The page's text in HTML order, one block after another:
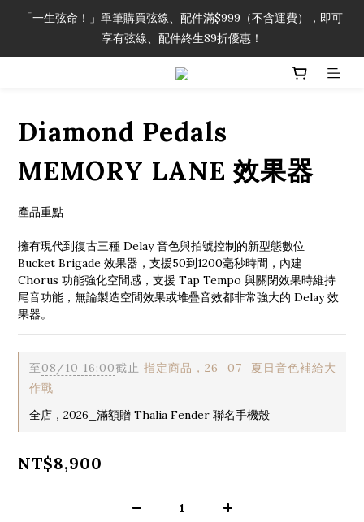
「一生弦命！」單筆購買弦線、配件滿$999（不含運費），即可
享有弦線、配件終生89折優惠！
「一生弦命！」單筆購買弦線、配件滿$999（不含運費），即可
享有弦線、配件終生89折優惠！
加入會員即領2000元購物金。 加入購物車查看更多折扣！
「一生弦命！」單筆購買弦線、配件滿$999（不含運費），即可
Diamond Pedals
MEMORY LANE 效果器
產品重點
擁有現代到復古三種 Delay 音色與拍號控制的新型態數位
Bucket Brigade 效果器，支援50到1200毫秒時間，內建
Chorus 功能強化空間感，支援 Tap Tempo 與關閉效果時維持
尾音功能，無論製造空間效果或堆疊音效都非常強大的 Delay 效
果器。
至08/10 16:00截止 指定商品，26_07_夏日音色補給大
作戰
全店，2026_滿額贈 Thalia Fender 聯名手機殼
NT$8,900